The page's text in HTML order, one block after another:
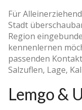
Für
Stadt
Region
kennenlernen
passenden
Salzuflen, Lage,
Lemgo &